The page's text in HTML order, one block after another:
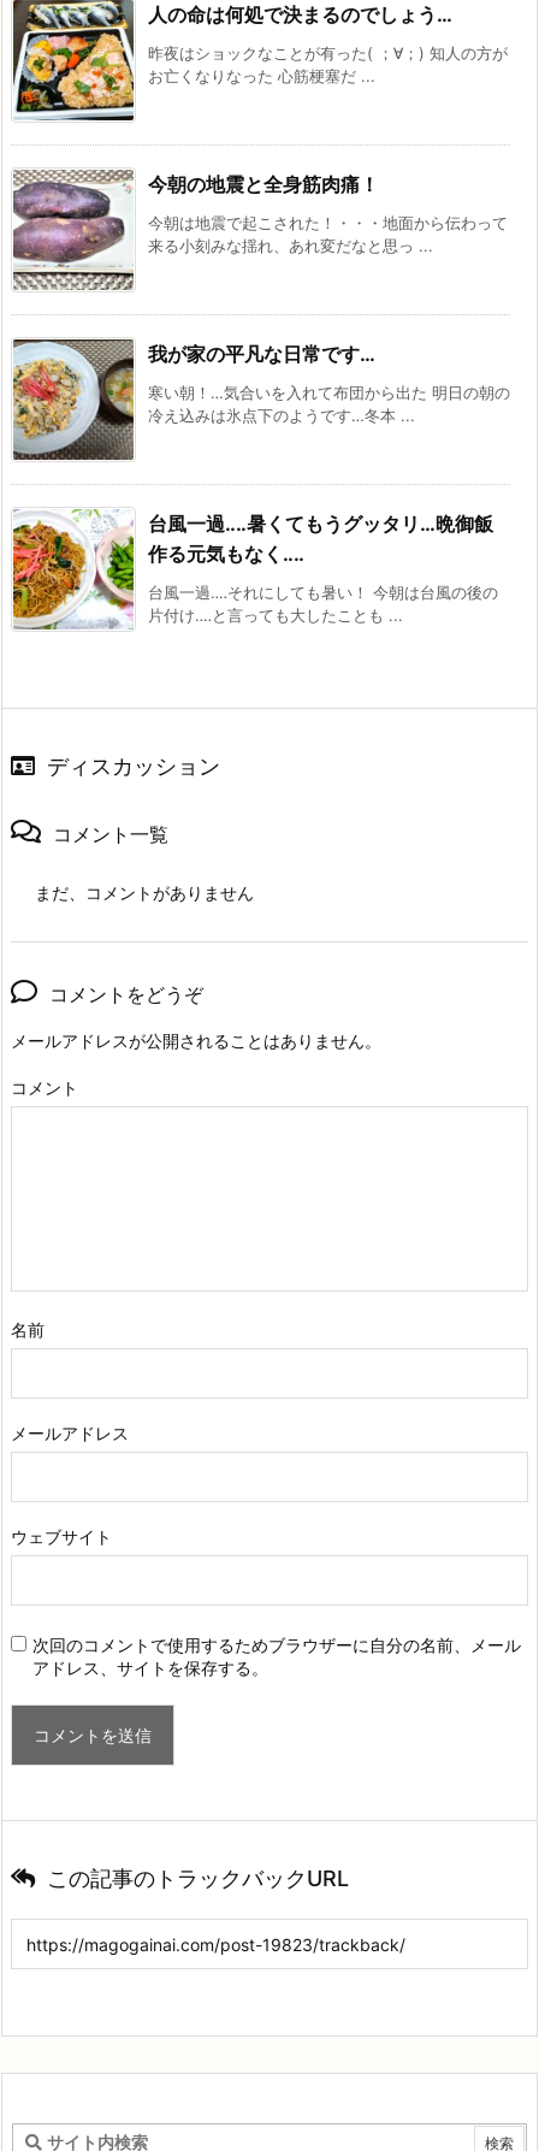
人の命は何処で決まるのでしょう…
昨夜はショックなことが有った( ；∀；) 知人の方が
お亡くなりなった 心筋梗塞だ ...
今朝の地震と全身筋肉痛！
今朝は地震で起こされた！・・・地面から伝わって
来る小刻みな揺れ、あれ変だなと思っ ...
我が家の平凡な日常です…
寒い朝！…気合いを入れて布団から出た 明日の朝の
冷え込みは氷点下のようです…冬本 ...
台風一過‥‥暑くてもうグッタリ…晩御飯
作る元気もなく‥‥
台風一過‥‥それにしても暑い！ 今朝は台風の後の
片付け‥‥と言っても大したことも ...
ディスカッション
コメント一覧
まだ、コメントがありません
コメントをどうぞ
メールアドレスが公開されることはありません。
コメント
名前
メールアドレス
ウェブサイト
次回のコメントで使用するためブラウザーに自分の名前、メール
アドレス、サイトを保存する。
この記事のトラックバックURL